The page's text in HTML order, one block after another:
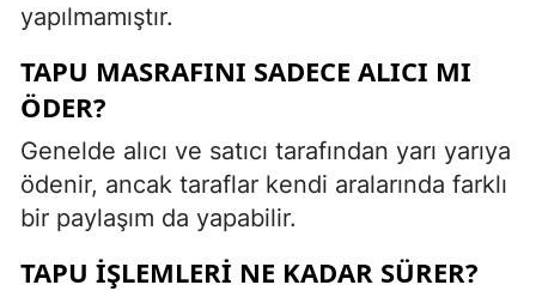
yapılmamıştır.
TAPU MASRAFINI SADECE ALICI MI
ÖDER?
Genelde alıcı ve satıcı tarafından yarı yarıya
ödenir, ancak taraflar kendi aralarında farklı
bir paylaşım da yapabilir.
TAPU IŞLEMLERI NE KADAR SÜRER?